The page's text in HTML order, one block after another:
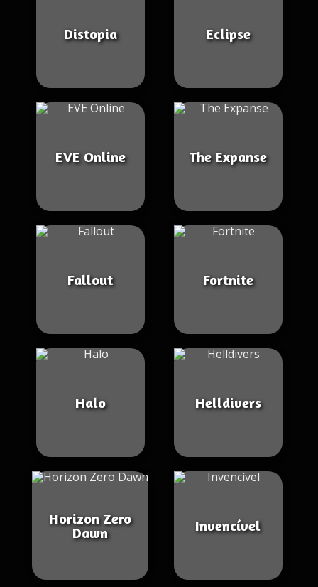
Distopia Eclipse
EVE Online The Expanse
Fallout Fortnite
Halo Helldivers
Horizon Zero
Dawn
Invencível